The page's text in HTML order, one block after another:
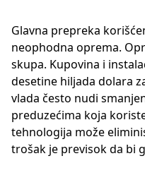
Glavna prepreka
neophodna oprema.
skupa. Kupovina i
desetine hiljada dolara
vlada često nudi
preduzećima koja
tehnologija može
trošak je previsok da bi